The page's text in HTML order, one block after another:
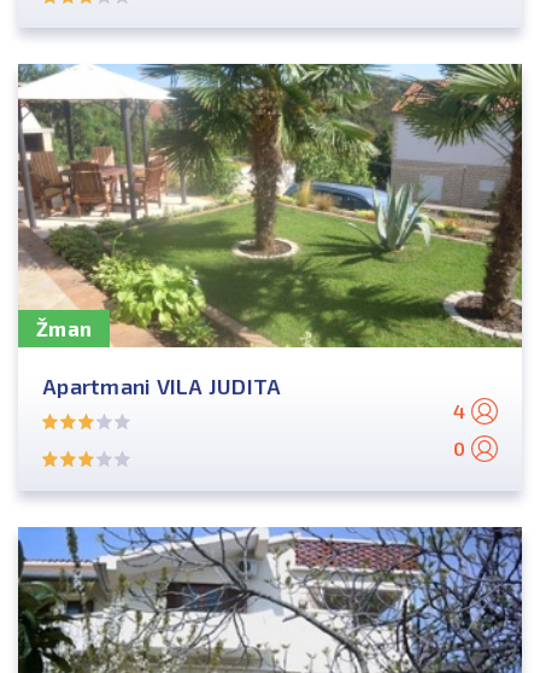
Žman
Apartmani VILA JUDITA
4
0